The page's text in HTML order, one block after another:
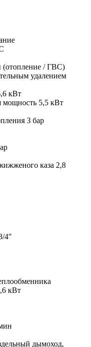
(отопление / ГВС)
удалением
кВт
мощность 5,5 кВт
3 бар
каза 2,8
4"
кВт
дымоход,